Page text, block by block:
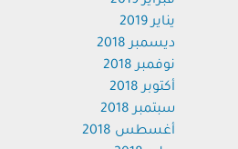
يناير 2019
ديسمبر 2018
نوفمبر 2018
أكتوبر 2018
سبتمبر 2018
أغسطس 2018